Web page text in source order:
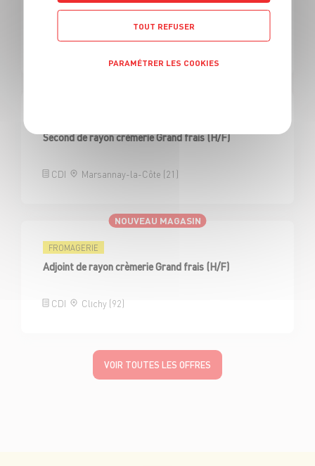
Adjoint de rayon crèmerie Grand frais (H/F)
CDI La Trinité (06)
Second de rayon crèmerie Grand frais (H/F)
CDI Marsannay-la-Côte (21)
NOUVEAU MAGASIN
FROMAGERIE
Adjoint de rayon crèmerie Grand frais (H/F)
CDI Clichy (92)
VOIR TOUTES LES OFFRES
TOUT REFUSER
PARAMÉTRER LES COOKIES